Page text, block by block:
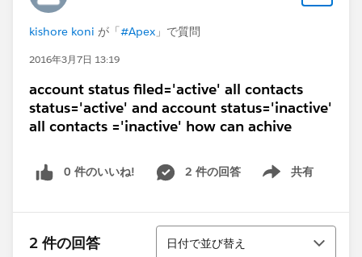
kishore koni が「#Apex 」で質問
2016年3月7日 13:19
account status filed='active' all contacts
status='active' and account status='inactive'
all contacts ='inactive' how can achive
0 件のいいね! 2 件の回答 共有
Show menu
2 件の回答
並び替え
日付で並び替え